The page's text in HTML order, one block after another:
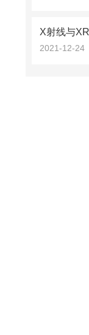
X射线与
2021-12-24